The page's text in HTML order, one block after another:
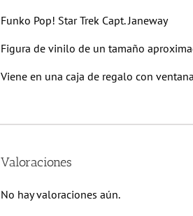
Funko Pop! Star Trek Capt. Janeway
Figura de vinilo de un tamaño
Viene en una caja de regalo con
Valoraciones
No hay valoraciones aún.